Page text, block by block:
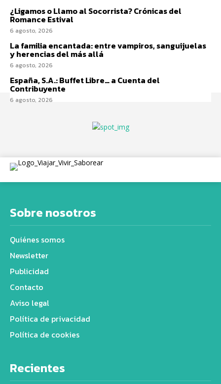
¿Ligamos o Llamo al Socorrista? Crónicas del
Romance Estival
6 agosto, 2026
La familia encantada: entre vampiros, sanguijuelas
y herencias del más allá
6 agosto, 2026
España, S.A.: Buffet Libre… a Cuenta del
Contribuyente
6 agosto, 2026
Sobre nosotros
Quiénes somos
Newsletter
Publicidad
Contacto
Aviso legal
Política de privacidad
Política de cookies
Recientes